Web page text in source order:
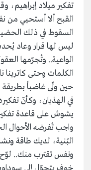
تفكير ميلاد
القبح ألا أستحيي من
السقوط في ذلك
ليس لها قرار وعاد
الواعية.. وتُجرّمها
الكلمات وحتى
حين ولّى غاضباً
في الهذيان، وكأنّ
يشوش على قاعدة
واجب تُفرضه الأحوال
البُنية، لديك طاقة
ونفس تقترب منك..